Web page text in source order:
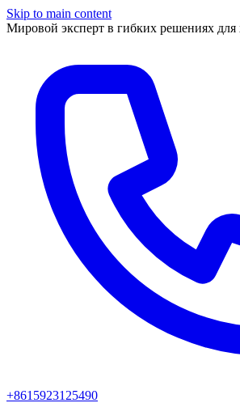
Skip to main content
Мировой эксперт в гибких решениях для
+8615923125490